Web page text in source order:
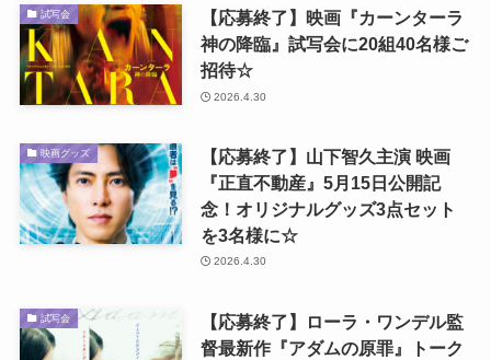
試写会
【応募終了】映画『カーンターラ
神の降臨』試写会に20組40名様ご
招待☆
2026.4.30
映画グッズ
【応募終了】山下智久主演 映画
『正直不動産』5月15日公開記
念！オリジナルグッズ3点セット
を3名様に☆
2026.4.30
試写会
【応募終了】ローラ・ワンデル監
督最新作『アダムの原罪』トーク